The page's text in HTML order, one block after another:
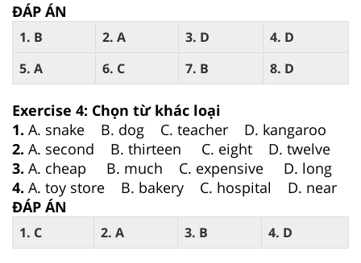
ĐÁP ÁN
1. B 2. A 3. D
4. D
5. A
6. C 7. B 8. D
Exercise 4: Chọn từ khác loại
1. A. snake B. dog C. teacher D. kangaroo
2. A. second B. thirteen C. eight D. twelve
3. A. cheap B. much C. expensive D. long
4. A. toy store B. bakery C. hospital D. near
ĐÁP ÁN
1. C 2. A 3. B 4. D